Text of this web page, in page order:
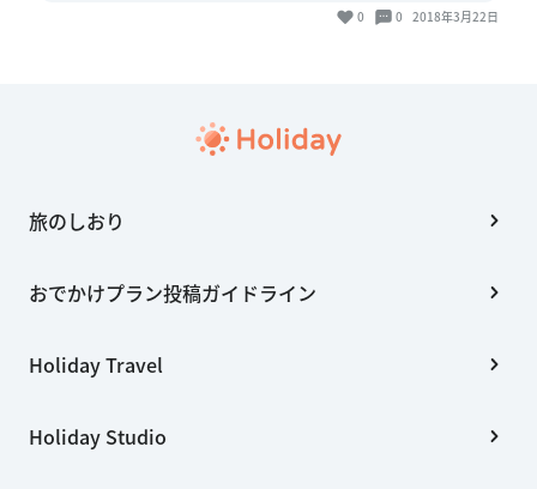
0 0 2018年3月22日
旅のしおり
おでかけプラン投稿ガイドライン
Holiday Travel
Holiday Studio